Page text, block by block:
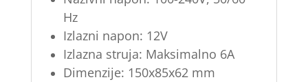
Hz
Izlazni napon: 12V
Izlazna struja: Maksimalno 6A
Dimenzije: 150x85x62 mm